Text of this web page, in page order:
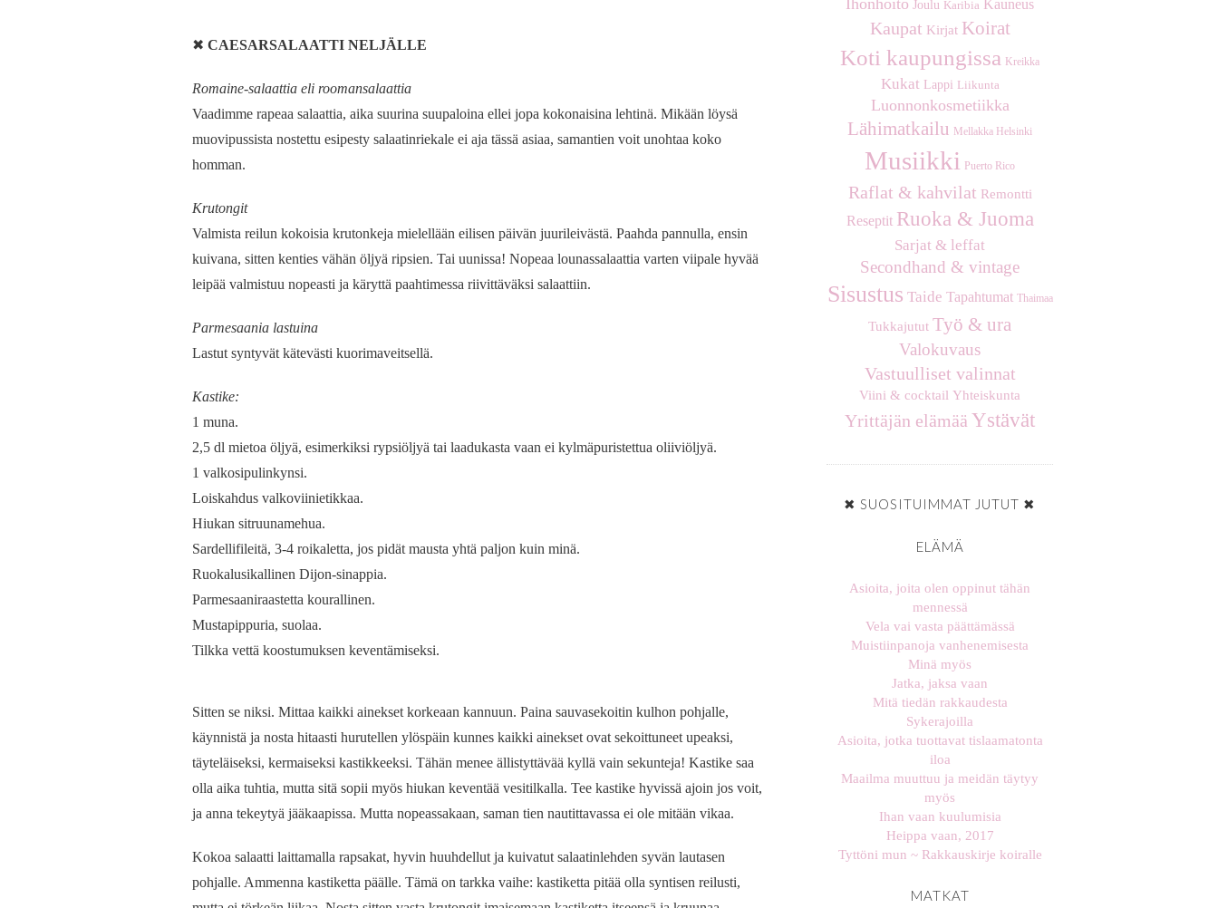
✖ CAESARSALAATTI NELJÄLLE
Romaine-salaattia eli roomansalaattia
Vaadimme rapeaa salaattia, aika suurina suupaloina ellei jopa kokonaisina lehtinä. Mikään löysä
muovipussista nostettu esipesty salaatinriekale ei aja tässä asiaa, samantien voit unohtaa koko
homman.
Krutongit
Valmista reilun kokoisia krutonkeja mielellään eilisen päivän juurileivästä. Paahda pannulla, ensin
kuivana, sitten kenties vähän öljyä ripsien. Tai uunissa! Nopeaa lounassalaattia varten viipale hyvää
leipää valmistuu nopeasti ja käryttä paahtimessa riivittäväksi salaattiin.
Parmesaania lastuina
Lastut syntyvät kätevästi kuorimaveitsellä.
Kastike:
1 muna.
2,5 dl mietoa öljyä, esimerkiksi rypsiöljyä tai laadukasta vaan ei kylmäpuristettua oliiviöljyä.
1 valkosipulinkynsi.
Loiskahdus valkoviinietikkaa.
Hiukan sitruunamehua.
Sardellifileitä, 3-4 roikaletta, jos pidät mausta yhtä paljon kuin minä.
Ruokalusikallinen Dijon-sinappia.
Parmesaaniraastetta kourallinen.
Mustapippuria, suolaa.
Tilkka vettä koostumuksen keventämiseksi.
Sitten se niksi. Mittaa kaikki ainekset korkeaan kannuun. Paina sauvasekoitin kulhon pohjalle,
käynnistä ja nosta hitaasti hurutellen ylöspäin kunnes kaikki ainekset ovat sekoittuneet upeaksi,
täyteläiseksi, kermaiseksi kastikkeeksi. Tähän menee ällistyttävää kyllä vain sekunteja! Kastike saa
olla aika tuhtia, mutta sitä sopii myös hiukan keventää vesitilkalla. Tee kastike hyvissä ajoin jos voit,
ja anna tekeytyä jääkaapissa. Mutta nopeassakaan, saman tien nautittavassa ei ole mitään vikaa.
Kokoa salaatti laittamalla rapsakat, hyvin huuhdellut ja kuivatut salaatinlehden syvän lautasen
pohjalle. Ammenna kastiketta päälle. Tämä on tarkka vaihe: kastiketta pitää olla syntisen reilusti,
Ihonhoito Joulu Karibia Kauneus
Kaupat Kirjat Koirat
Koti kaupungissa Kreikka
Kukat Lappi Liikunta
Luonnonkosmetiikka
Lähimatkailu Mellakka Helsinki
Musiikki Puerto Rico
Raflat & kahvilat Remontti
Reseptit Ruoka & Juoma
Sarjat & leffat
Secondhand & vintage
Sisustus Taide Tapahtumat Thaimaa
Tukkajutut Työ & ura
Valokuvaus
Vastuulliset valinnat
Viini & cocktail Yhteiskunta
Yrittäjän elämää Ystävät
✖ SUOSITUIMMAT JUTUT ✖
ELÄMÄ
Asioita, joita olen oppinut tähän
mennessä
Vela vai vasta päättämässä
Muistiinpanoja vanhenemisesta
Minä myös
Jatka, jaksa vaan
Mitä tiedän rakkaudesta
Sykerajoilla
Asioita, jotka tuottavat tislaamatonta
iloa
Maailma muuttuu ja meidän täytyy
myös
Ihan vaan kuulumisia
Heippa vaan, 2017
Tyttöni mun ~ Rakkauskirje koiralle
MATKAT